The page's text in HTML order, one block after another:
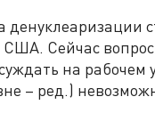
Сейчас
на рабочем
– ред.)